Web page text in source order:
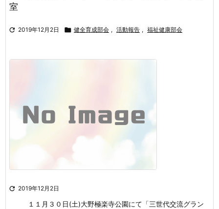
室
 2019年12月2日  健全育成部会 , 活動報告 , 福祉健康部会
 2019年12月2日
１１月３０日(土)大野極楽寺公園にて「三世代交流グラン